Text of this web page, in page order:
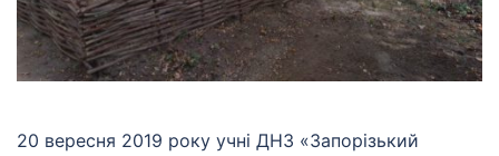
20 вересня 2019 року учні ДНЗ «Запорізький